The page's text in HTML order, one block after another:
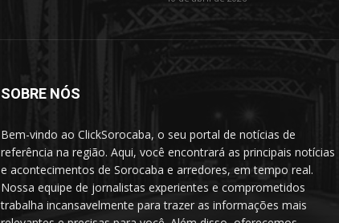
SOBRE NÓS
Bem-vindo ao ClickSorocaba, o seu portal de notícias de
referência na região. Aqui, você encontrará as principais notícias
e acontecimentos de Sorocaba e arredores, em tempo real.
Nossa equipe de jornalistas experientes e comprometidos
trabalha incansavelmente para trazer as informações mais